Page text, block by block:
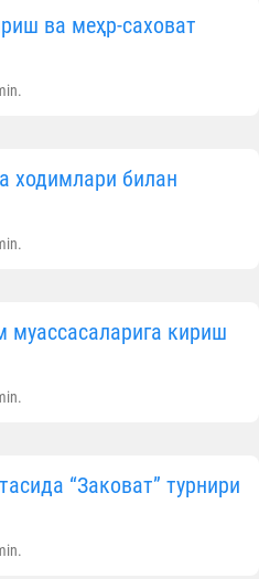
ва меҳр-саховат
ходимлари билан
кириш
“Заковат” турнири